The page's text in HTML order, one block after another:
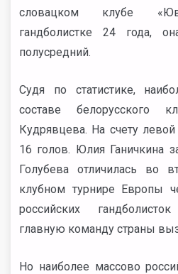
словацком клубе
гандболистке 24 года,
полусредний.
Судя по статистике,
составе белорусского
Кудрявцева. На счету
16 голов. Юлия Ганичкина
Голубева отличилась во
клубном турнире Европы
российских
главную команду страны
Но наиболее массово